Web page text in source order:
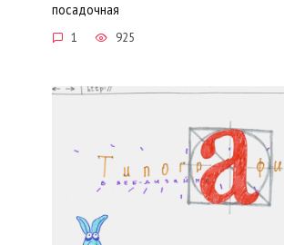
посадочная
1 925